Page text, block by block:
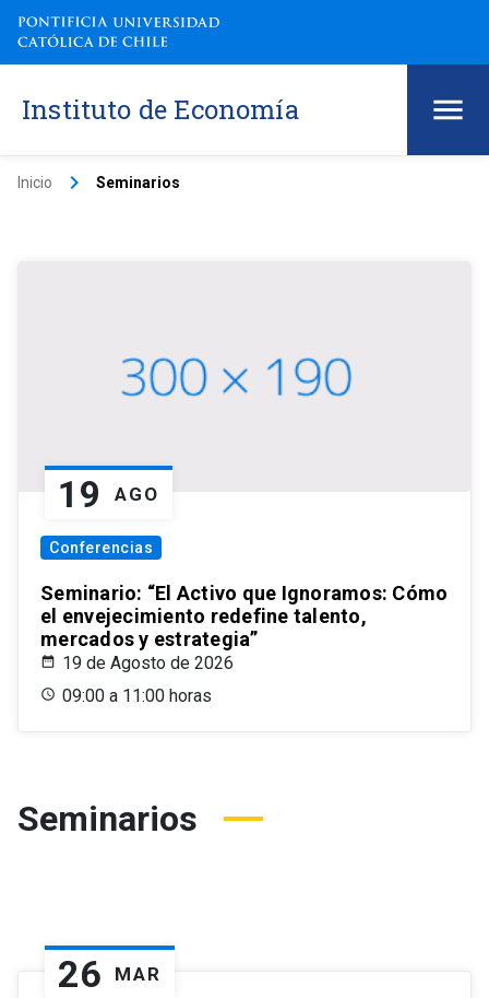
Instituto de Economía
Inicio keyboard_arrow_right Seminarios
19 AGO
Conferencias
Seminario: “El Activo que Ignoramos: Cómo
el envejecimiento redefine talento,
mercados y estrategia”
19 de Agosto de 2026
09:00 a 11:00 horas
Seminarios
26 MAR